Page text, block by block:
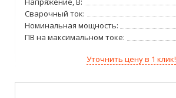
Сварочный ток:
Номинальная мощность:
ПВ на максимальном токе:
Уточнить цену в 1 клик!